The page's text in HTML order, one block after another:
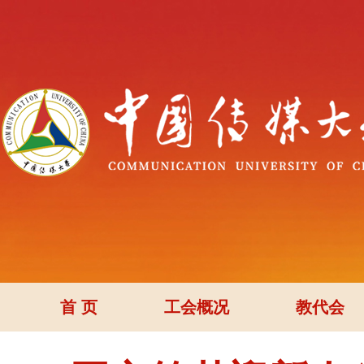
首 页 工会概况 教代会